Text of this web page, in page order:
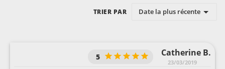
TRIER PAR Date la plus récente
Catherine B.
23/03/2019
5